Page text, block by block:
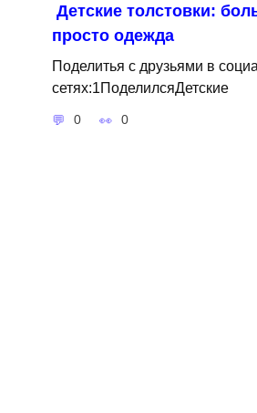
Детские толстовки:
просто одежда
Поделитья с друзьями в
сетях:1ПоделилсяДетские
0 0